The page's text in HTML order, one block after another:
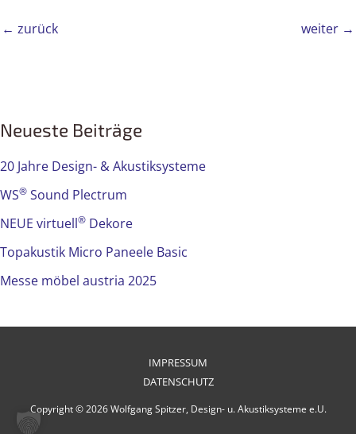
← zurück weiter →
Neueste Beiträge
20 Jahre Design- & Akustiksysteme
WS® Sound Plectrum
NEUE virtuell® Dekore
Topakustik Micro Paneele Basic
Messe möbel austria 2025
IMPRESSUM
DATENSCHUTZ
Copyright © 2026 Wolfgang Spitzer, Design- u. Akustiksysteme e.U.